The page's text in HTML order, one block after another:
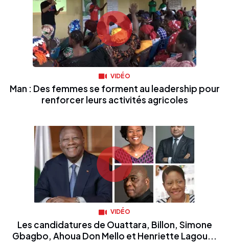
VIDÉO
Man : Des femmes se forment au leadership pour
renforcer leurs activités agricoles
VIDÉO
Les candidatures de Ouattara, Billon, Simone
Gbagbo, Ahoua Don Mello et Henriette Lagou...